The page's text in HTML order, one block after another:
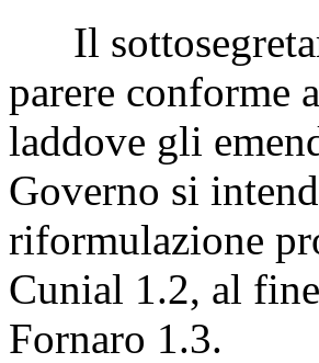
Il
parere conforme
laddove gli
Governo si
riformulazione
Cunial 1.2, al
Fornaro 1.3.